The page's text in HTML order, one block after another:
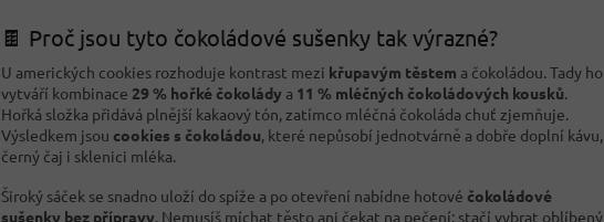
🍫 Proč jsou tyto čokoládové sušenky tak výrazné?
U amerických cookies rozhoduje kontrast mezi křupavým těstem a čokoládou. Tady ho
vytváří kombinace 29 % hořké čokolády a 11 % mléčných čokoládových kousků.
Hořká složka přidává plnější kakaový tón, zatímco mléčná čokoláda chuť zjemňuje.
Výsledkem jsou cookies s čokoládou, které nepůsobí jednotvárně a dobře doplní kávu,
černý čaj i sklenici mléka.
Široký sáček se snadno uloží do spíže a po otevření nabídne hotové čokoládové
sušenky bez přípravy. Nemusíš míchat těsto ani čekat na pečení; stačí vybrat oblíbený